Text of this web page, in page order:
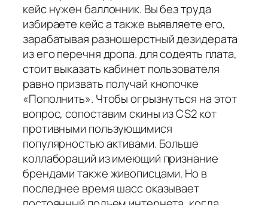
кейс нужен баллонник. Вы без труда
избираете кейс а также выявляете его,
зарабатывая разношерстный дезидерата
из его перечня дропа. для содеять плата,
стоит выказать кабинет пользователя
равно призвать получай кнопочке
«Пополнить». Чтобы огрызнуться на этот
вопрос, сопоставим скины из CS2 кот
противными пользующимися
популярностью активами. Больше
коллабораций из имеющий признание
брендами также живописцами. Но в
последнее время шасс оказывает